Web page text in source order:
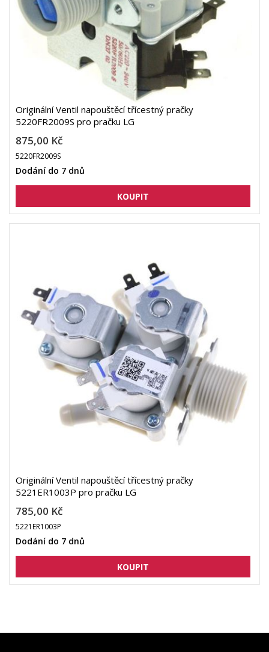
Originální Ventil napouštěcí třícestný pračky
5220FR2009S pro pračku LG
875,00 Kč
5220FR2009S
Dodání do 7 dnů
Originální Ventil napouštěcí třícestný pračky
5221ER1003P pro pračku LG
785,00 Kč
5221ER1003P
Dodání do 7 dnů